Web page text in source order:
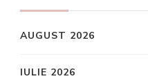
AUGUST 2026
IULIE 2026